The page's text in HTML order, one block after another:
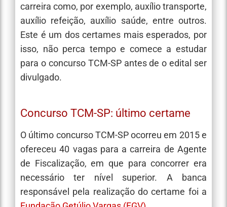
carreira como, por exemplo, auxílio transporte,
auxílio refeição, auxílio saúde, entre outros.
Este é um dos certames mais esperados, por
isso, não perca tempo e comece a estudar
para o concurso TCM-SP antes de o edital ser
divulgado.
Concurso TCM-SP: último certame
O último concurso TCM-SP ocorreu em 2015 e
ofereceu 40 vagas para a carreira de Agente
de Fiscalização, em que para concorrer era
necessário ter nível superior. A banca
responsável pela realização do certame foi a